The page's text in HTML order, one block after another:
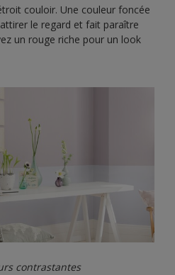
couloir. Une couleur foncée
le regard et fait paraître
un rouge riche pour un look
contrastantes